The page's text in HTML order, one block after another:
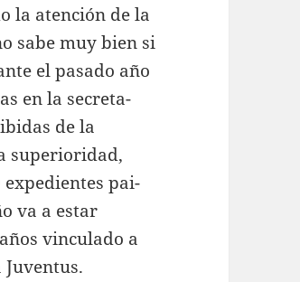
la atención de la
sabe muy bien si
el pasado año
en la secreta-
de la
superioridad,
pai-
va a estar
vinculado a